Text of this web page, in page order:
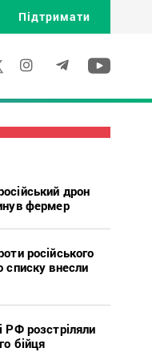
Підтримати
дрон
фермер
російського
списку внесли
РФ розстріляли
бійця